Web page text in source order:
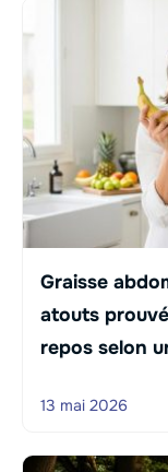
Graisse
atouts
repos selon
13 mai 2026